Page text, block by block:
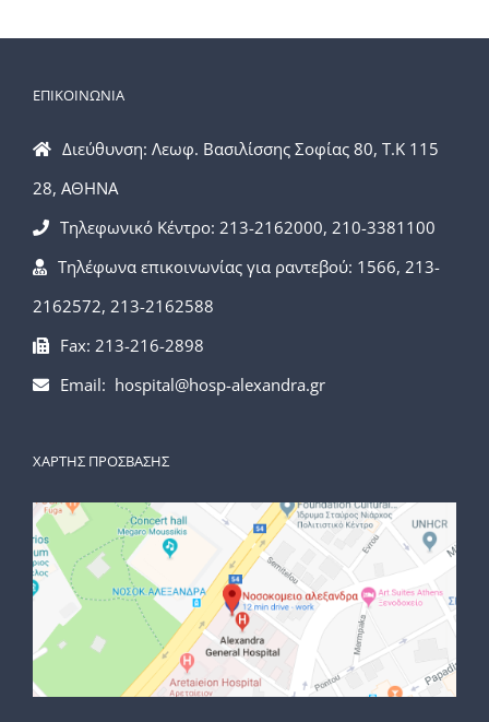
ΕΠΙΚΟΙΝΩΝΙΑ
Διεύθυνση: Λεωφ. Βασιλίσσης Σοφίας 80, Τ.Κ 115
28, ΑΘΗΝΑ
Τηλεφωνικό Κέντρο: 213-2162000, 210-3381100
Τηλέφωνα επικοινωνίας για ραντεβού: 1566, 213-
2162572, 213-2162588
Fax: 213-216-2898
Email: hospital@hosp-alexandra.gr
ΧΑΡΤΗΣ ΠΡΟΣΒΑΣΗΣ